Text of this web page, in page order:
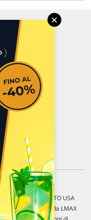
401
15 min. / MERCATO USA
fornite da LMAX
×